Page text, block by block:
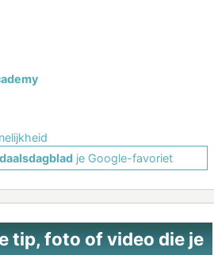
je Google-favoriet
tip, foto of video die je